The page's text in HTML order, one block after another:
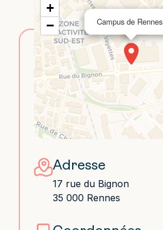
Campus de Rennes
+
−
Adresse
17 rue du Bignon
35 000 Rennes